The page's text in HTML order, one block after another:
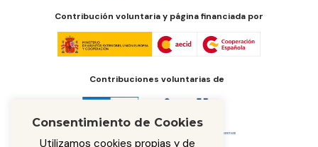
Contribución voluntaria y página financiada por
Contribuciones voluntarias de
Consentimiento de Cookies
Utilizamos cookies propias y de